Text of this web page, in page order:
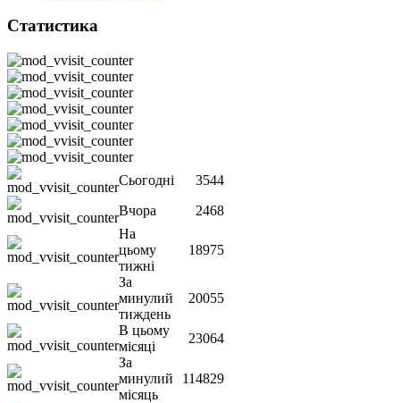
Статистика
Сьогодні
3544
Вчора
2468
На
цьому
тижні
18975
За
минулий
тиждень
20055
В цьому
місяці
23064
За
минулий
місяць
114829